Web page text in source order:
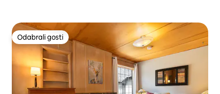
Odabrali gosti
Odabrali gosti